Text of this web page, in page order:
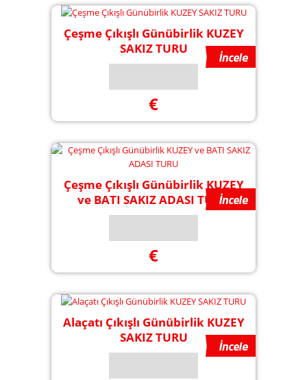
Çeşme Çıkışlı Günübirlik KUZEY
SAKIZ TURU
€
Çeşme Çıkışlı Günübirlik KUZEY
ve BATI SAKIZ ADASI TURU
€
Alaçatı Çıkışlı Günübirlik KUZEY
SAKIZ TURU